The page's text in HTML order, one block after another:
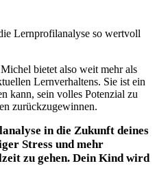
Lernprofilanalyse so wertvoll
bietet also weit mehr als
Lernverhaltens. Sie ist ein
kann, sein volles Potenzial zu
zurückzugewinnen.
in die Zukunft deines
Stress und mehr
zu gehen. Dein Kind wird